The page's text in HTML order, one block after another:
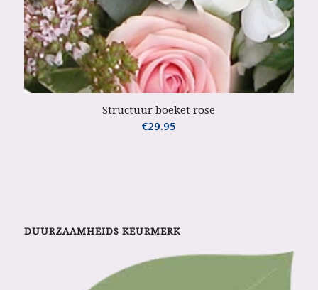
Structuur boeket rose
€29.95
DUURZAAMHEIDS KEURMERK